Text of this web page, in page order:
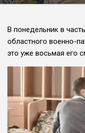
В понедельник в
областного военно-
это уже восьмая его